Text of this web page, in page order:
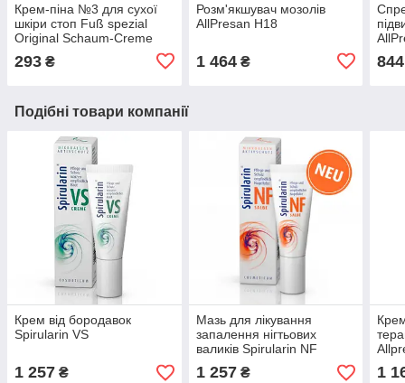
Крем-піна №3 для сухої
шкіри стоп Fuß spezial
Original Schaum-Creme
293 ₴
Розм'якшувач мозолів
AllPresan H18
1 464₴ 844
Подібні товари компанії
Крем від бородавок
Spirularin VS
1 257 ₴
Мазь для лікування
запалення нігтьових
валиків Spirularin NF
1 257₴ 1